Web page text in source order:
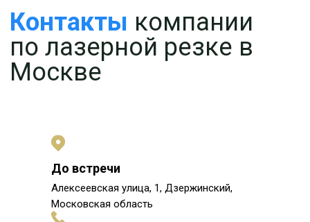
До встречи
Алексеевская улица, 1, Дзержинский,
Московская область